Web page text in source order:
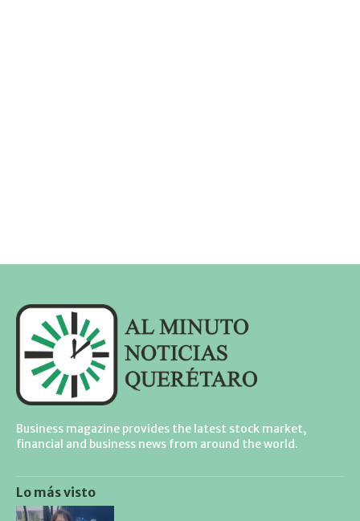
Business magazine provides the latest stock market,
financial and business news from around the world.
Lo más visto